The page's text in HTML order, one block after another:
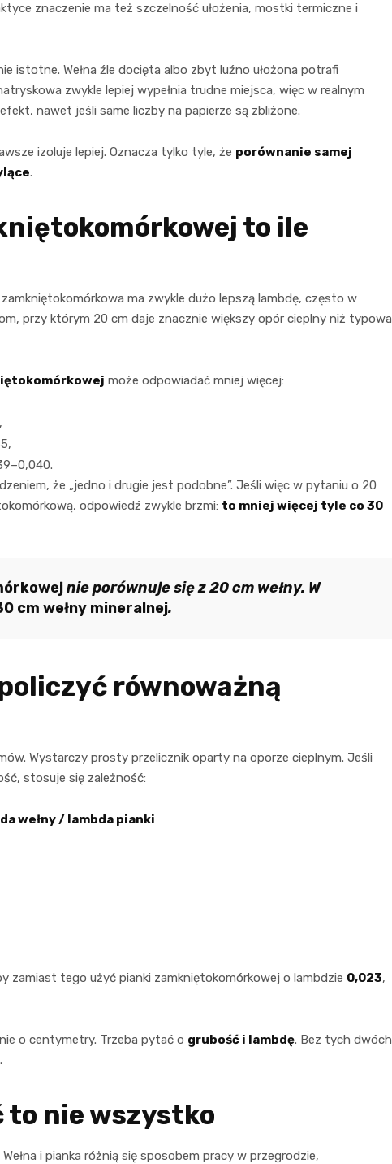
znaczenie ma też szczelność ułożenia, mostki termiczne i
istotne. Wełna źle docięta albo zbyt luźno ułożona potrafi
zwykle lepiej wypełnia trudne miejsca, więc w realnym
nawet jeśli same liczby na papierze są zbliżone.
izoluje lepiej. Oznacza tylko tyle, że porównanie samej
.
to ile
ma zwykle dużo lepszą lambdę, często w
przy którym 20 cm daje znacznie większy opór cieplny niż typowa
może odpowiadać mniej więcej:
że „jedno i drugie jest podobne”. Jeśli więc w pytaniu o 20
odpowiedź zwykle brzmi: to mniej więcej tyle co 30
nie porównuje się z 20 cm wełny. W
cm wełny mineralnej.
równoważną
Wystarczy prosty przelicznik oparty na oporze cieplnym. Jeśli
stosuje się zależność:
wełny / lambda pianki
zamiast tego użyć pianki zamkniętokomórkowej o lambdzie 0,023,
o centymetry. Trzeba pytać o grubość i lambdę. Bez tych dwóch
to nie wszystko
i pianka różnią się sposobem pracy w przegrodzie,